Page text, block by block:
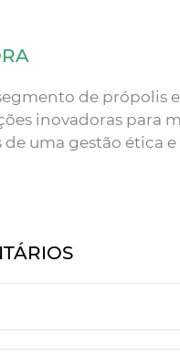
de própolis
inovadoras para
uma gestão ética e